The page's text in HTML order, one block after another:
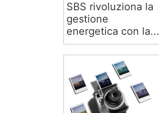
SBS rivoluziona la
gestione
energetica con la...